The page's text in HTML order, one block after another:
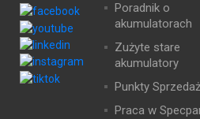
Poradnik o
akumulatorach
Zużyte stare
akumulatory
Punkty
Praca w